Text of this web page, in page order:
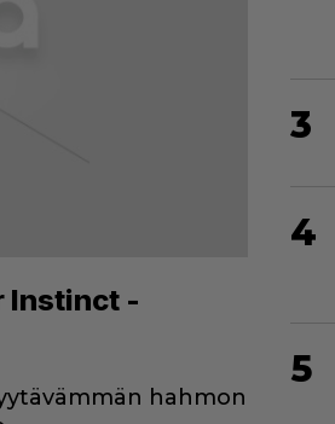
Instinct -
hahmon
3
4
5